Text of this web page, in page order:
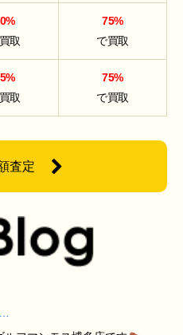
取
75%
で買取
取
75%
で買取
査定